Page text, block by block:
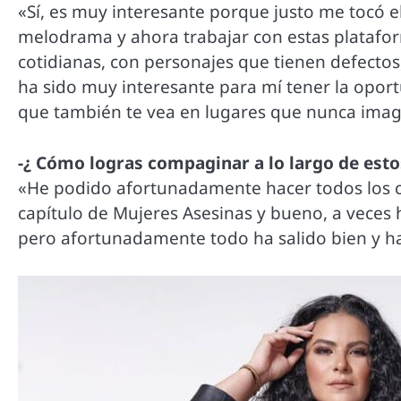
«Sí, es muy interesante porque justo me tocó
melodrama y ahora trabajar con estas
cotidianas, con personajes que tienen
ha sido muy interesante para mí tener la
que también te vea en lugares que nunca
-¿ Cómo logras compaginar a lo largo de
«He podido afortunadamente hacer todos los
capítulo de Mujeres Asesinas y bueno, a
pero afortunadamente todo ha salido bien y